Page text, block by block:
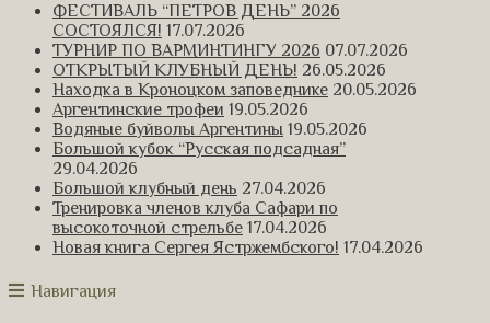
ФЕСТИВАЛЬ “ПЕТРОВ ДЕНЬ” 2026
СОСТОЯЛСЯ! 17.07.2026
ТУРНИР ПО ВАРМИНТИНГУ 2026 07.07.2026
ОТКРЫТЫЙ КЛУБНЫЙ ДЕНЬ! 26.05.2026
Находка в Кроноцком заповеднике 20.05.2026
Аргентинские трофеи 19.05.2026
Водяные буйволы Аргентины 19.05.2026
Большой кубок “Русская подсадная”
29.04.2026
Большой клубный день 27.04.2026
Тренировка членов клуба Сафари по
высокоточной стрельбе 17.04.2026
Новая книга Сергея Ястржембского! 17.04.2026
Навигация